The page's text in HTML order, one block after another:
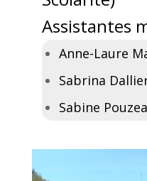
Assistantes
Anne-Laure
Sabrina
Sabine